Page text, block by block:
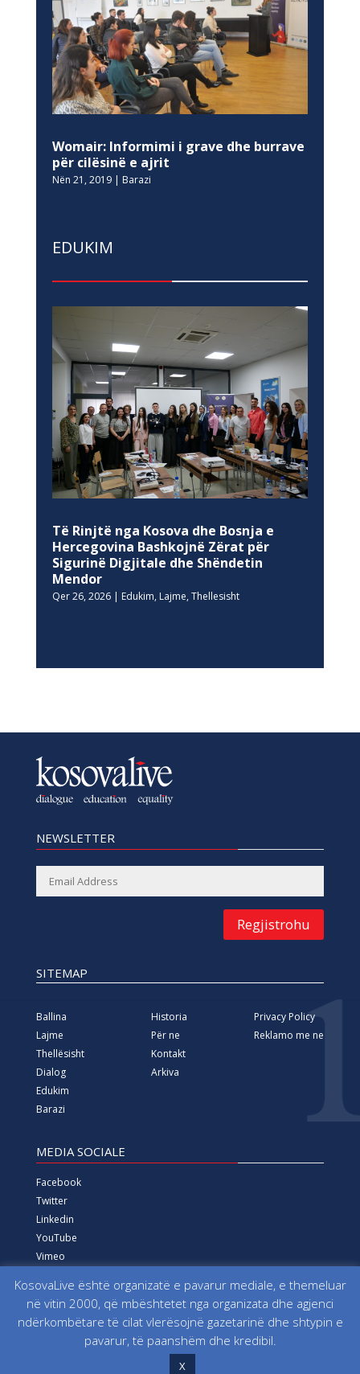
Womair: Informimi i grave dhe burrave
për cilësinë e ajrit
Nën 21, 2019| Barazi
EDUKIM
Të Rinjtë nga Kosova dhe Bosnja e
Hercegovina Bashkojnë Zërat për
Sigurinë Digjitale dhe Shëndetin
Mendor
Qer 26, 2026| Edukim, Lajme, Thellesisht
NEWSLETTER
Regjistrohu
SITEMAP
Ballina
Lajme
Thellësisht
Dialog
Edukim
Barazi
Historia
Për ne
Kontakt
Arkiva
Privacy Policy
Reklamo me ne
MEDIA SOCIALE
Facebook
Twitter
Linkedin
YouTube
Vimeo
Të gjitha të drejtat e rezervuara që nga viti 2000 Fondacioni
për Informim, Media, Dialog dhe Edukim KosovaLive
(KosovaLive/KIMDE), më parë Agjencia e Lajmeve Kosova Live
KosovaLive është organizatë e pavarur mediale, e themeluar
në vitin 2000, që mbështetet nga organizata dhe agjenci
ndërkombëtare të cilat vlerësojnë gazetarinë dhe shtypin e
pavarur, të paanshëm dhe kredibil.
X